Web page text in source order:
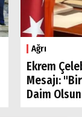
Ağrı
Ekrem
Mesajı:
Daim